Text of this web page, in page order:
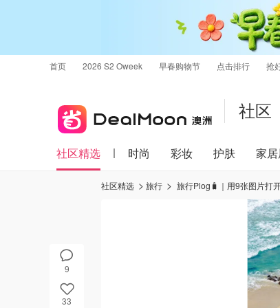
首页 2026 S2 Oweek 早春购物节 点击排行 抢
社区
社区精选 时尚 彩妆 护肤 家
9
33
社区精选 旅行 旅行Plog🧳｜用9张图片打